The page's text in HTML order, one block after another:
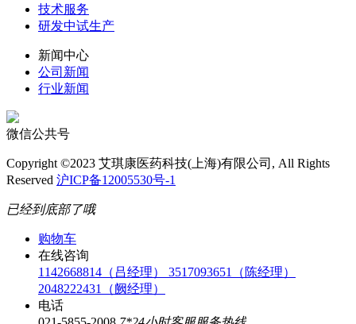
技术服务
研发中试生产
新闻中心
公司新闻
行业新闻
微信公共号
Copyright ©2023 艾琪康医药科技(上海)有限公司, All Rights
Reserved 沪ICP备12005530号-1
已经到底部了哦
购物车
在线咨询
1142668814（吕经理） 3517093651（陈经理）
2048222431（阙经理）
电话